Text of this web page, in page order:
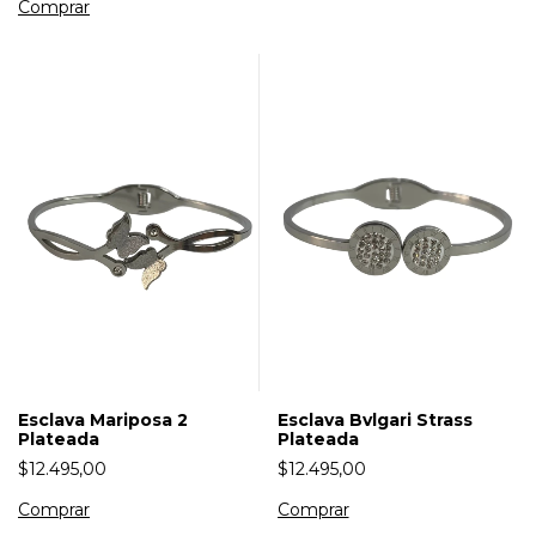
Esclava Mariposa 2
Plateada
$12.495,00
Esclava Bvlgari Strass
Plateada
$12.495,00